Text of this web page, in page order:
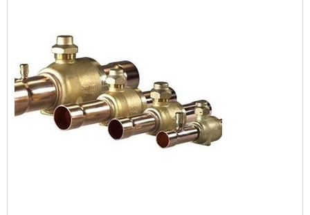
eficiência.Conheça mais...